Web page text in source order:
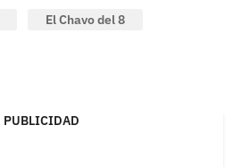
El Chavo del 8
PUBLICIDAD